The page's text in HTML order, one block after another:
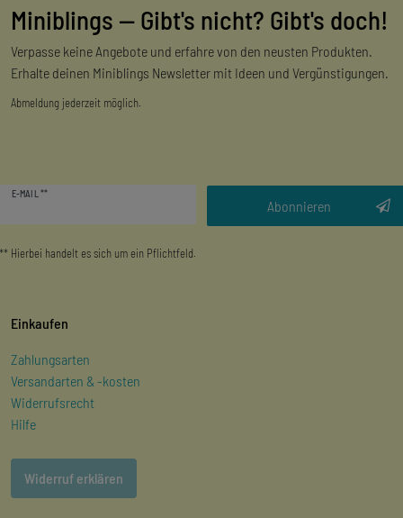
Miniblings — Gibt's nicht? Gibt's doch!
Verpasse keine Angebote und erfahre von den neusten Produkten.
Erhalte deinen Miniblings Newsletter mit Ideen und Vergünstigungen.
Abmeldung jederzeit möglich.
E-MAIL **
Abonnieren
** Hierbei handelt es sich um ein Pflichtfeld.
Einkaufen
Zahlungsarten
Versandarten & -kosten
Widerrufsrecht
Hilfe
Widerruf erklären